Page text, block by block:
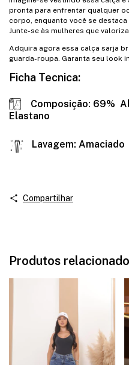
pronta para enfrentar qualquer
corpo, enquanto você se
Junte-se às mulheres que
Adquira agora essa calça sarja
guarda-roupa. Garanta seu look
Ficha Tecnica:
Composição: 69%
Elastano
Lavagem: Amaciado
Compartilhar
Produtos